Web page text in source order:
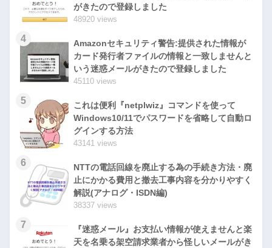
がきたので登録しました
48920 views
4
Amazonセキュリティ警告:提供された情報が
カード発行者ファイルの情報と一致しませんと
いう迷惑メールがきたので登録しました
45110 views
5
これは便利『netplwiz』コマンドを使って
Windows10/11でパスワードを省略して自動ロ
グインする方法
43141 views
6
NTTの電話回線を廃止する為の手続き方法・廃
止にかかる費用と撤去工事内容を分かりやすく
解説(アナログ・ISDN編)
38337 views
7
『迷惑メール』お支払い情報が使えませんと楽
天を名乗る架空請求業者から怪しいメールがき